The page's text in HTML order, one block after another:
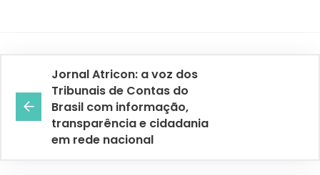
Jornal Atricon: a voz dos
Tribunais de Contas do
Brasil com informação,
transparência e cidadania
em rede nacional